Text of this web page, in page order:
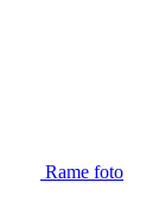
Rame foto